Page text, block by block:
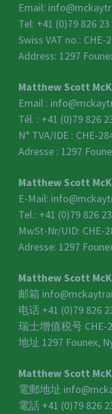
Email:
Tel: +41 (0)79 826 23
Swiss VAT no.: CHE-
Address: 1297
Matthew Scott
Email :
Tél. : +41 (0)79 826
N° TVA/IDE : CHE-
Adresse : 1297
Matthew Scott
E-Mail:
Tel.: +41 (0)79 826
MwSt-Nr/UID: CHE-
Adresse: 1297
Matthew Scott
邮箱
电话 +41 (0)79 826
瑞士增值税号 CHE-
地址 1297 Founex,
Matthew Scott
電郵地址
電話 +41 (0)79 826